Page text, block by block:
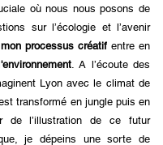
où nous nous posons de
sur l’écologie et l’avenir
mon processus créatif entre en
'environnement. A l’écoute des
Lyon avec le climat de
transformé en jungle puis en
de l’illustration de ce futur
je dépeins une sorte de